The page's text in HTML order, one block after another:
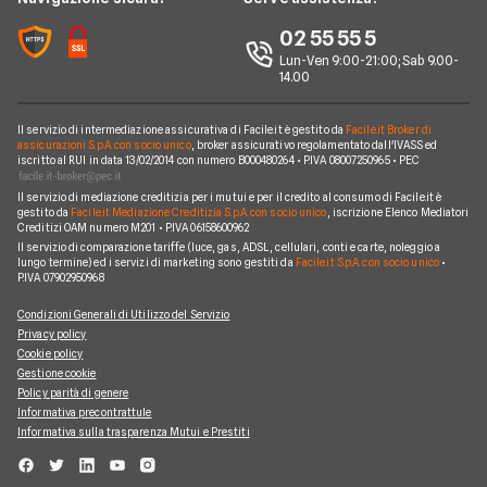
Contatti
Iren
Optima
Sorgenia
Fornitori Energetici
Argomenti in evidenza Gas e Luce 02 55 55 5
Lun-Ven 9:00-21:00; Sab 9.00-
14.00
Il servizio di intermediazione assicurativa di Facile.it è gestito da Facile.it Broker di
assicurazioni S.p.A. con socio unico, broker assicurativo regolamentato dall'IVASS ed
iscritto al RUI in data 13/02/2014 con numero B000480264 • P.IVA 08007250965 • PEC
Il servizio di mediazione creditizia per i mutui e per il credito al consumo di Facile.it è
gestito da Facile.it Mediazione Creditizia S.p.A. con socio unico , iscrizione Elenco Mediatori
Creditizi OAM numero M201 • P.IVA 06158600962
Il servizio di comparazione tariffe (luce, gas, ADSL, cellulari, conti e carte, noleggio a
lungo termine) ed i servizi di marketing sono gestiti da Facile.it S.p.A. con socio unico•
P.IVA 07902950968
Condizioni Generali di Utilizzo del Servizio
Privacy policy
Cookie policy
Gestione cookie
Policy parità di genere
Informativa precontrattule
Informativa sulla trasparenza Mutui e Prestiti